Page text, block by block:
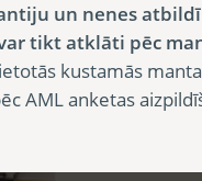
un nenes
tikt atklāti pēc
kustamās
AML anketas